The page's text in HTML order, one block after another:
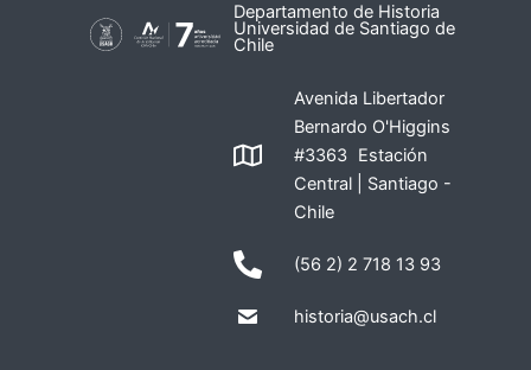
Departamento de Historia
Universidad de Santiago de
Chile
Avenida Libertador
Bernardo O'Higgins
#3363 Estación
Central | Santiago -
Chile
(56 2) 2 718 13 93
historia@usach.cl